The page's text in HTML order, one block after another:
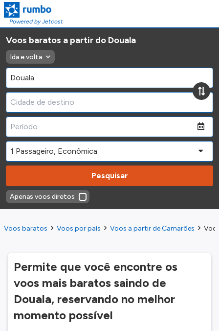
Powered by Jetcost
Voos baratos a partir do Douala
Ida e volta
Pesquisar
Apenas voos diretos
Voos baratos Voos por país Voos a partir de Camarões
Permite que você encontre os
voos mais baratos saindo de
Douala, reservando no melhor
momento possível